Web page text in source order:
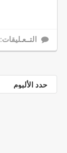
التــعـليقات: 3